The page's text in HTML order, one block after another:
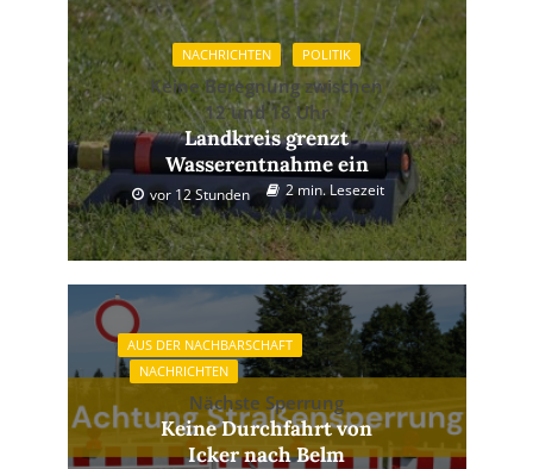
NACHRICHTEN POLITIK
Keine Beregnung zwischen
12 und 18 Uhr
Landkreis grenzt
Wasserentnahme ein
vor 12 Stunden 2 min. Lesezeit
AUS DER NACHBARSCHAFT
NACHRICHTEN
Nächste Sperrung
Keine Durchfahrt von
Icker nach Belm